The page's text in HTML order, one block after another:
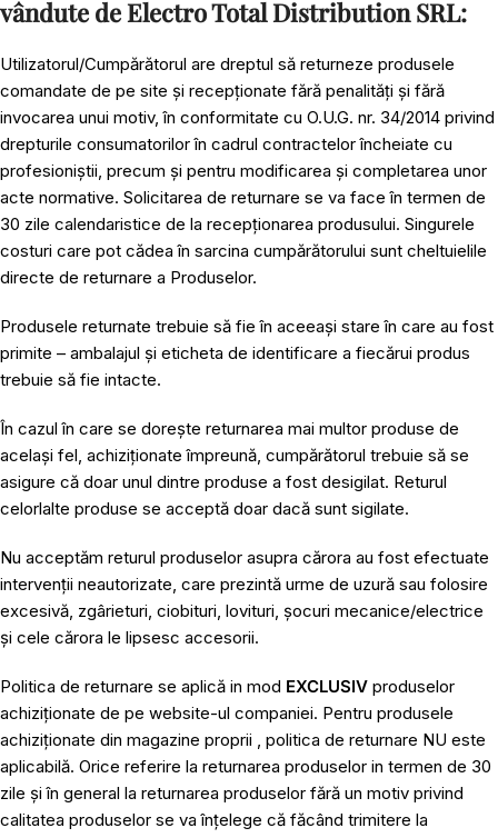
vândute de Electro Total Distribution SRL:
Utilizatorul/Cumpărătorul are dreptul să returneze produsele
comandate de pe site și recepționate fără penalități și fără
invocarea unui motiv, în conformitate cu O.U.G. nr. 34/2014 privind
drepturile consumatorilor în cadrul contractelor încheiate cu
profesioniștii, precum și pentru modificarea și completarea unor
acte normative. Solicitarea de returnare se va face în termen de
30 zile calendaristice de la recepționarea produsului. Singurele
costuri care pot cădea în sarcina cumpărătorului sunt cheltuielile
directe de returnare a Produselor.
Produsele returnate trebuie să fie în aceeași stare în care au fost
primite – ambalajul și eticheta de identificare a fiecărui produs
trebuie să fie intacte.
În cazul în care se dorește returnarea mai multor produse de
același fel, achiziționate împreună, cumpărătorul trebuie să se
asigure că doar unul dintre produse a fost desigilat. Returul
celorlalte produse se acceptă doar dacă sunt sigilate.
Nu acceptăm returul produselor asupra cărora au fost efectuate
intervenții neautorizate, care prezintă urme de uzură sau folosire
excesivă, zgârieturi, ciobituri, lovituri, șocuri mecanice/electrice
și cele cărora le lipsesc accesorii.
Politica de returnare se aplică in mod EXCLUSIV produselor
achiziționate de pe website-ul companiei. Pentru produsele
achiziționate din magazine proprii , politica de returnare NU este
aplicabilă. Orice referire la returnarea produselor in termen de 30
zile și în general la returnarea produselor fără un motiv privind
calitatea produselor se va înțelege că făcând trimitere la